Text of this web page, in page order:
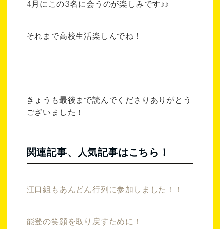
4月にこの3名に会うのが楽しみです♪♪
それまで高校生活楽しんでね！
きょうも最後まで読んでくださりありがとう
ございました！
関連記事、人気記事はこちら！
江口組もあんどん行列に参加しました！！
能登の笑顔を取り戻すために！